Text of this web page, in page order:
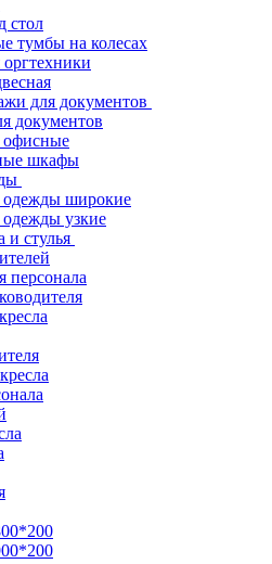
стол
тумбы на колесах
для документов
документов
офисные
шкафы
широкие
узкие
и стулья
персонала